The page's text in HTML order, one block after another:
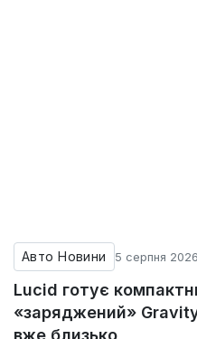
Авто Новини 5 серпня 2026
Lucid готує
«заряджений»
вже близько